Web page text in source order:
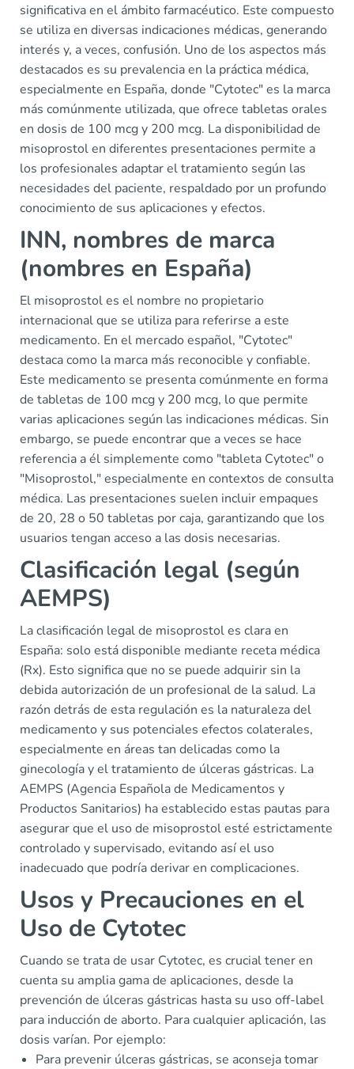
significativa en el ámbito farmacéutico. Este compuesto
se utiliza en diversas indicaciones médicas, generando
interés y, a veces, confusión. Uno de los aspectos más
destacados es su prevalencia en la práctica médica,
especialmente en España, donde "Cytotec" es la marca
más comúnmente utilizada, que ofrece tabletas orales
en dosis de 100 mcg y 200 mcg. La disponibilidad de
misoprostol en diferentes presentaciones permite a
los profesionales adaptar el tratamiento según las
necesidades del paciente, respaldado por un profundo
conocimiento de sus aplicaciones y efectos.
INN, nombres de marca
(nombres en España)
El misoprostol es el nombre no propietario
internacional que se utiliza para referirse a este
medicamento. En el mercado español, "Cytotec"
destaca como la marca más reconocible y confiable.
Este medicamento se presenta comúnmente en forma
de tabletas de 100 mcg y 200 mcg, lo que permite
varias aplicaciones según las indicaciones médicas. Sin
embargo, se puede encontrar que a veces se hace
referencia a él simplemente como "tableta Cytotec" o
"Misoprostol," especialmente en contextos de consulta
médica. Las presentaciones suelen incluir empaques
de 20, 28 o 50 tabletas por caja, garantizando que los
usuarios tengan acceso a las dosis necesarias.
Clasificación legal (según
AEMPS)
La clasificación legal de misoprostol es clara en
España: solo está disponible mediante receta médica
(Rx). Esto significa que no se puede adquirir sin la
debida autorización de un profesional de la salud. La
razón detrás de esta regulación es la naturaleza del
medicamento y sus potenciales efectos colaterales,
especialmente en áreas tan delicadas como la
ginecología y el tratamiento de úlceras gástricas. La
AEMPS (Agencia Española de Medicamentos y
Productos Sanitarios) ha establecido estas pautas para
asegurar que el uso de misoprostol esté estrictamente
controlado y supervisado, evitando así el uso
inadecuado que podría derivar en complicaciones.
Usos y Precauciones en el
Uso de Cytotec
Cuando se trata de usar Cytotec, es crucial tener en
cuenta su amplia gama de aplicaciones, desde la
prevención de úlceras gástricas hasta su uso off-label
para inducción de aborto. Para cualquier aplicación, las
dosis varían. Por ejemplo:
Para prevenir úlceras gástricas, se aconseja tomar